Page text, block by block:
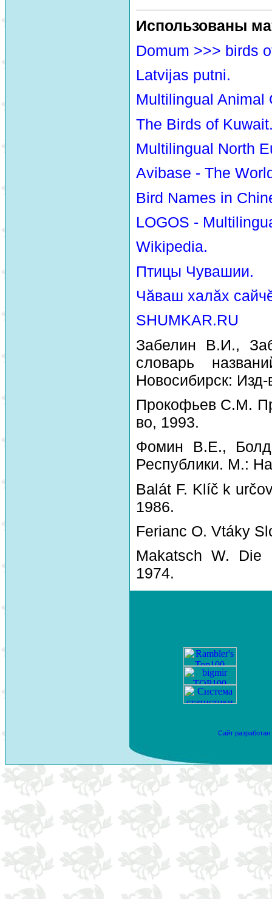
Использованы
Domum >>> birds
Latvijas putni.
Multilingual Animal
The Birds of
Multilingual North
Avibase - The
Bird Names in
LOGOS -
Wikipedia.
Птицы Чувашии.
Чăваш халăх
SHUMKAR.RU
Забелин В.И.,
словарь
Новосибирск:
Прокофьев С.М.
во, 1993.
Фомин В.Е., Болд
Республики. М.:
Balát F. Klíč k
1986.
Ferianc O. Vtáky
Makatsch W. Die
1974.
Сайт